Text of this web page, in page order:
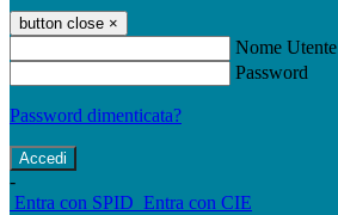
button close ×
Nome Utente
Password
Password dimenticata?
-
Entra con SPID Entra con CIE